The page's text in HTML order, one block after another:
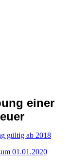
einer
gültig ab 2018
01.01.2020